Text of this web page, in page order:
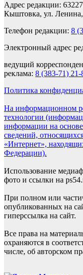
Адрес редакции:
Кыштовка, ул.
Телефон редакции: 8
Электронный адрес
ведущий
реклама: 8 (383-71) 21-
Политика
На информационном
технологии
информации на основе
сведений,
«Интернет»,
Федерации).
Использование
фото и ссылки на
При полном или
опубликованных на
гиперссылка на сайт.
Все права на
охраняются в
числе, об авторском